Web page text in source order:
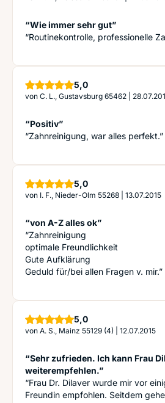
“Wie immer sehr gut”
“Routinekontrolle, professionelle
5,0Sterne
von C. L., Gustavsburg 65462
“Positiv”
“Zahnreinigung, war alles perfekt.”
5,0Sterne
von I. F., Nieder-Olm 55268 13.07.2015
“von A-Z alles ok”
“Zahnreinigung
optimale Freundlichkeit
Gute Aufklärung
Geduld für/bei allen Fragen v. mir.”
5,0Sterne
von A. S., Mainz 55129 (4) 12.07.2015
“Sehr zufrieden. Ich kann Frau
weiterempfehlen.”
“Frau Dr. Dilaver wurde mir vor
Freundin empfohlen. Seitdem